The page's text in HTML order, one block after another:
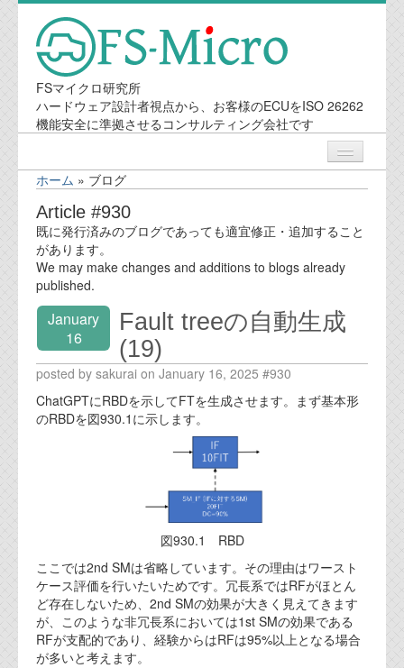
FSマイクロ研究所
ハードウェア設計者視点から、お客様のECUをISO 26262
機能安全に準拠させるコンサルティング会社です
ニュース
業務内容
会社案内
会社概要
代表ご挨拶
機能安全ブログ
設計ブログ
テクノロジ
ホーム » ブログ
Article #930
既に発行済みのブログであっても適宜修正・追加すること
があります。
We may make changes and additions to blogs already
published.
January
16
Fault treeの自動生成
(19)
posted by sakurai on January 16, 2025 #930
ChatGPTにRBDを示してFTを生成させます。まず基本形
のRBDを図930.1に示します。
図930.1 RBD
ここでは2nd SMは省略しています。その理由はワースト
ケース評価を行いたいためです。冗長系ではRFがほとん
ど存在しないため、2nd SMの効果が大きく見えてきます
が、このような非冗長系においては1st SMの効果である
RFが支配的であり、経験からはRFは95%以上となる場合
が多いと考えます。